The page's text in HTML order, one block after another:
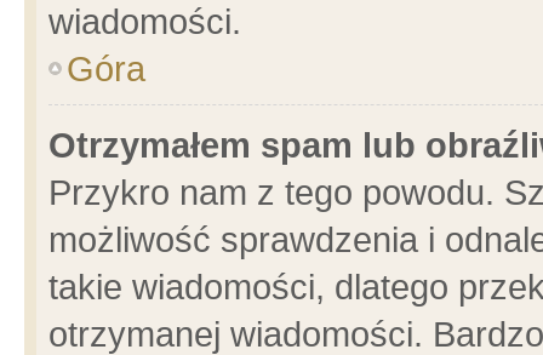
wiadomości.
Góra
Otrzymałem spam lub
Przykro nam z tego powodu.
możliwość sprawdzenia i
takie wiadomości, dlatego
otrzymanej wiadomości.